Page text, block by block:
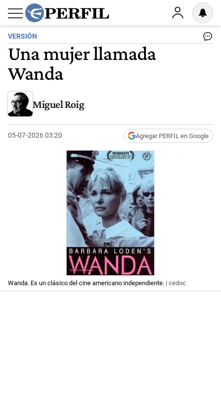
VERSIÓN
Una mujer llamada
Wanda
Miguel Roig
05-07-2026 03:20 Agregar PERFIL en Google
Wanda. Es un clásico del cine americano independiente. | cedoc